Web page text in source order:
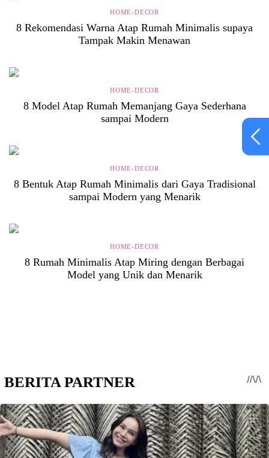
HOME-DECOR
8 Rekomendasi Warna Atap Rumah Minimalis supaya
Tampak Makin Menawan
HOME-DECOR
8 Model Atap Rumah Memanjang Gaya Sederhana
sampai Modern
HOME-DECOR
8 Bentuk Atap Rumah Minimalis dari Gaya Tradisional
sampai Modern yang Menarik
HOME-DECOR
8 Rumah Minimalis Atap Miring dengan Berbagai
Model yang Unik dan Menarik